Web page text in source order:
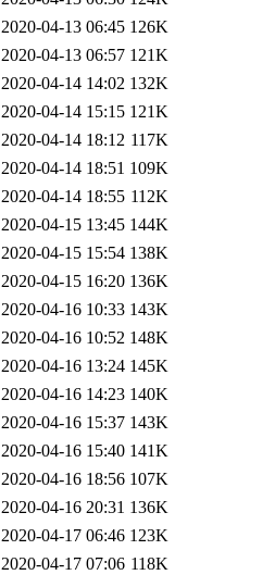
2020-04-13 06:45 126K
2020-04-13 06:57 121K
2020-04-14 14:02 132K
2020-04-14 15:15 121K
2020-04-14 18:12 117K
2020-04-14 18:51 109K
2020-04-14 18:55 112K
2020-04-15 13:45 144K
2020-04-15 15:54 138K
2020-04-15 16:20 136K
2020-04-16 10:33 143K
2020-04-16 10:52 148K
2020-04-16 13:24 145K
2020-04-16 14:23 140K
2020-04-16 15:37 143K
2020-04-16 15:40 141K
2020-04-16 18:56 107K
2020-04-16 20:31 136K
2020-04-17 06:46 123K
2020-04-17 07:06 118K